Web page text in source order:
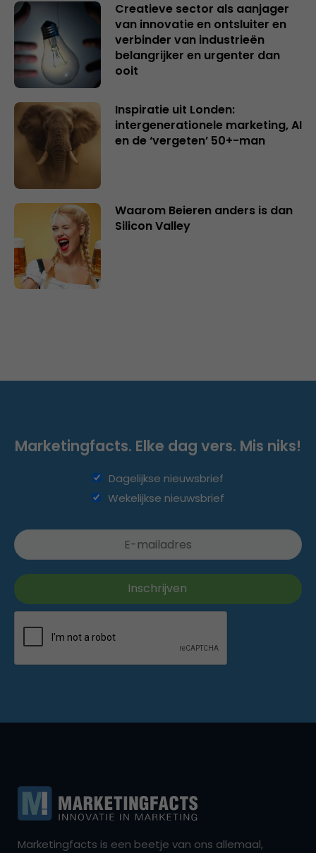
Creatieve sector als aanjager
van innovatie en ontsluiter en
verbinder van industrieën
belangrijker en urgenter dan
ooit
Inspiratie uit Londen:
intergenerationele marketing, AI
en de ‘vergeten’ 50+-man
Waarom Beieren anders is dan
Silicon Valley
Marketingfacts. Elke dag vers. Mis niks!
Dagelijkse nieuwsbrief
Wekelijkse nieuwsbrief
Marketingfacts is een beetje van ons allemaal,